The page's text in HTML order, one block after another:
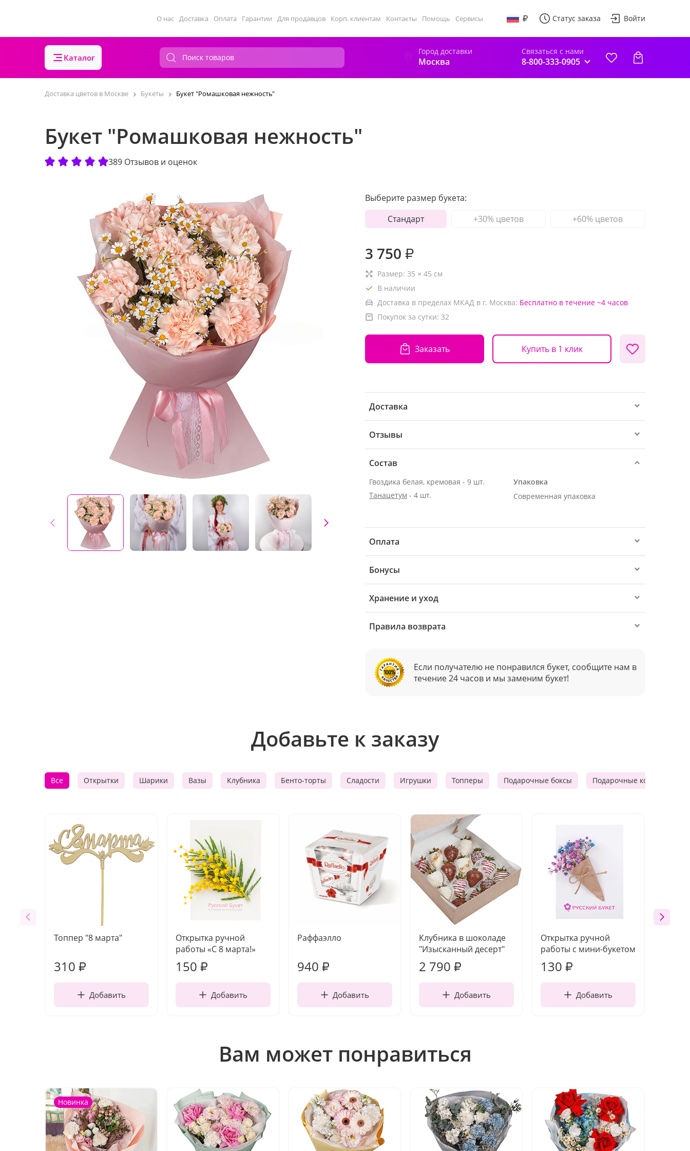
О нас Доставка Оплата Гарантии Для продавцов Корп. клиентам Контакты Помощь Сервисы Статус заказа Войти
Каталог
Город доставки
Москва
Связаться с нами
8-800-333-0905
Доставка цветов в Москве Букеты Букет "Ромашковая нежность"
Букет "Ромашковая нежность"
389 Отзывов и оценок
Выберите размер букета:
Стандарт
+30% цветов +60% цветов
3 750 ₽
Размер: 35 × 45 см
В наличии
Доставка в пределах МКАД в г. Москва: Бесплатно в течение ~4 часов
Покупок за сутки: 32
Заказать Купить в 1 клик
Доставка
Отзывы
Состав
Гвоздика белая, кремовая - 9 шт.
Танацетум - 4 шт.
Упаковка
Современная упаковка
Оплата
Бонусы
Хранение и уход
Правила возврата
Если получателю не понравился букет, сообщите нам в
течение 24 часов и мы заменим букет!
Добавьте к заказу
Все Открытки Шарики Вазы Клубника Бенто-торты Сладости Игрушки Топперы Подарочные боксы Подарочные корзины
Топпер "8 марта"
310 ₽
Добавить
Открытка ручной
работы «С 8 марта!»
150 ₽
Добавить
Раффаэлло
940 ₽
Добавить
Клубника в шоколаде
"Изысканный десерт"
2 790 ₽
Добавить
Открытка ручной
работы с мини-букетом
130 ₽
Добавить
Вам может понравиться
Новинка